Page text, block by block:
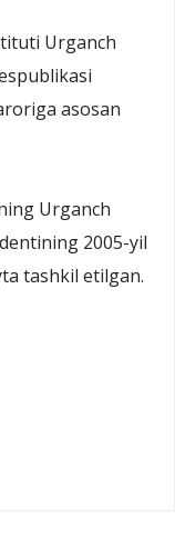
Urganch
asosan
Urganch
2005-yil
tashkil etilgan.